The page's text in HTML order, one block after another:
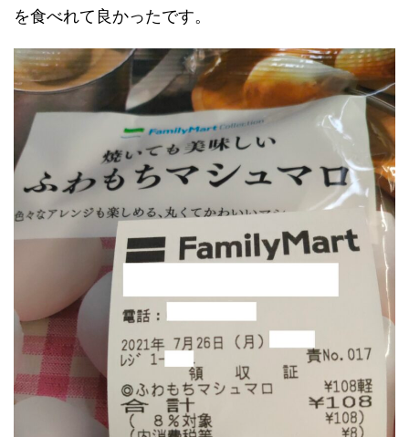
を食べれて良かったです。